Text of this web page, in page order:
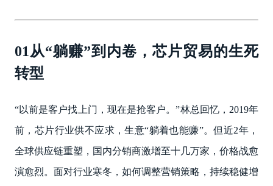
01从“躺赚”到内卷，芯片贸易的生死
转型
“以前是客户找上门，现在是抢客户。”林总回忆，2019年
前，芯片行业供不应求，生意“躺着也能赚”。但近2年，
全球供应链重塑，国内分销商激增至十几万家，价格战愈
演愈烈。面对行业寒冬，如何调整营销策略，持续稳健增